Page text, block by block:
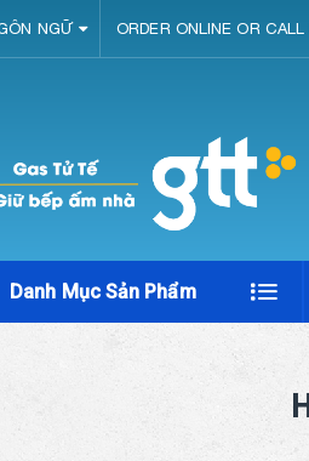
NGỮ ORDER ONLINE OR
Danh Mục Sản Phẩm